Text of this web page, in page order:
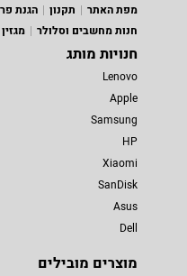
מפת האתר
תקנון הגנת
חנות מחשבים וסלולר
חנויות מותג
Lenovo
Apple
Samsung
HP
Xiaomi
SanDisk
Asus
Dell
מוצרים מובילים